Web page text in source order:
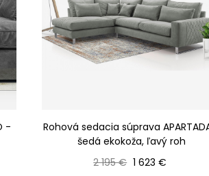
-
Rohová sedacia súprava
šedá ekokoža, ľavý roh
Bežná cena
2 195 € Cena
1 623 €